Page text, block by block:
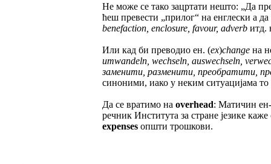
Не може се тако зацртати нешто: „Да
ћеш превести „прилог“ на енглески а
benefaction, enclosure, favour, adverb итд.
Или кад би преводио ен. (ex)change на
umwandeln, wechseln, auswechseln,
заменити, разменити, преобратити,
синоними, иако у неким ситуацијама
Да се вратимо на overhead: Матичин ен-
речник Института за стране језике
expenses општи трошкови.